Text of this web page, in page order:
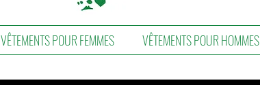
VÊTEMENTS POUR FEMMES VÊTEMENTS POUR HOMMES